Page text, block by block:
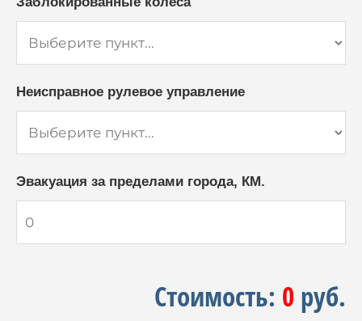
Неисправное рулевое управление
Эвакуация за пределами города, КМ.
Стоимость: 0 руб.